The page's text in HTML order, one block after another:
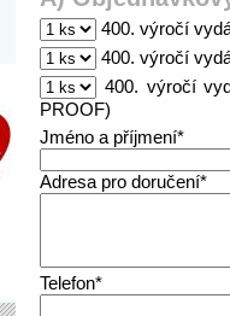
400. výročí
400. výročí
400. výročí
PROOF)
Jméno a příjmení*
Adresa pro doručení*
Telefon*